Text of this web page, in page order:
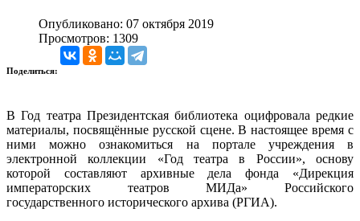
Опубликовано: 07 октября 2019
Просмотров: 1309
Поделиться:
В Год театра Президентская библиотека оцифровала редкие
материалы, посвящённые русской сцене. В настоящее время с
ними можно ознакомиться на порталеучреждения в
электронной коллекции «Год театра в России», основу
которой составляют архивные дела фонда «Дирекция
императорских театров МИДа» Российского
государственного исторического архива (РГИА).